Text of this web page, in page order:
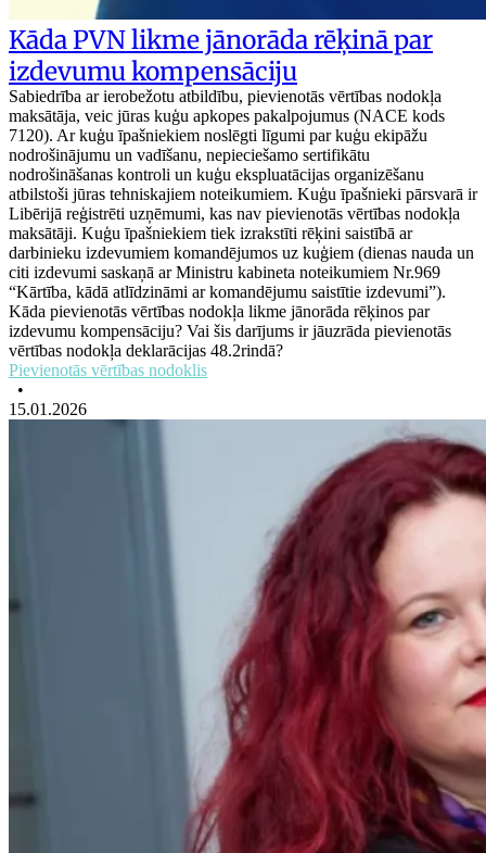
Kāda PVN likme jānorāda rēķinā par
izdevumu kompensāciju
Sabiedrība ar ierobežotu atbildību, pievienotās vērtības nodokļa
maksātāja, veic jūras kuģu apkopes pakalpojumus (NACE kods
7120). Ar kuģu īpašniekiem noslēgti līgumi par kuģu ekipāžu
nodrošinājumu un vadīšanu, nepieciešamo sertifikātu
nodrošināšanas kontroli un kuģu ekspluatācijas organizēšanu
atbilstoši jūras tehniskajiem noteikumiem. Kuģu īpašnieki pārsvarā ir
Libērijā reģistrēti uzņēmumi, kas nav pievienotās vērtības nodokļa
maksātāji. Kuģu īpašniekiem tiek izrakstīti rēķini saistībā ar
darbinieku izdevumiem komandējumos uz kuģiem (dienas nauda un
citi izdevumi saskaņā ar Ministru kabineta noteikumiem Nr.969
“Kārtība, kādā atlīdzināmi ar komandējumu saistītie izdevumi”).
Kāda pievienotās vērtības nodokļa likme jānorāda rēķinos par
izdevumu kompensāciju? Vai šis darījums ir jāuzrāda pievienotās
vērtības nodokļa deklarācijas 48.2rindā?
Pievienotās vērtības nodoklis
•
15.01.2026